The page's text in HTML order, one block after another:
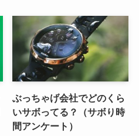
ぶっちゃげ会社でどのくら
いサボってる？（サボり時
間アンケート）